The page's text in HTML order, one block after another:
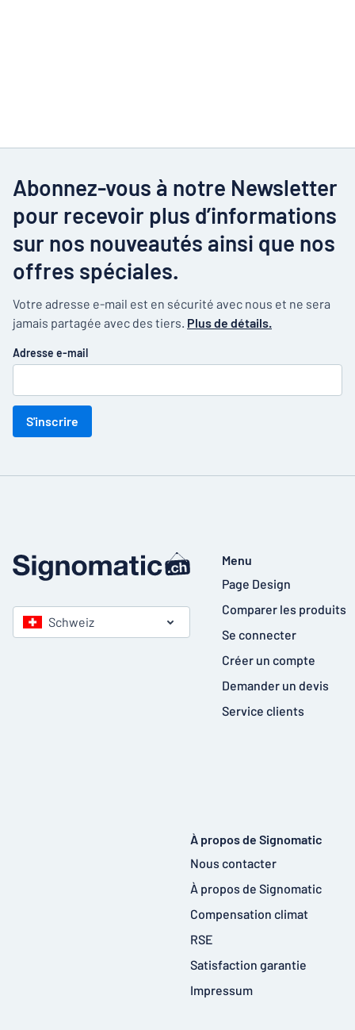
Abonnez-vous à notre Newsletter
pour recevoir plus d’informations
sur nos nouveautés ainsi que nos
offres spéciales.
Votre adresse e-mail est en sécurité avec nous et ne sera
jamais partagée avec des tiers. Plus de détails.
Adresse e-mail
S'inscrire
Schweiz
Menu
Page Design
Comparer les produits
Se connecter
Créer un compte
Demander un devis
Service clients
À propos de Signomatic
Nous contacter
À propos de Signomatic
Compensation climat
RSE
Satisfaction garantie
Impressum